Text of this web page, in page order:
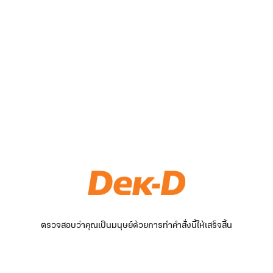
ตรวจสอบว่าคุณเป็นมนุษย์ด้วยการทำคำสั่งนี้ให้เสร็จสิ้น